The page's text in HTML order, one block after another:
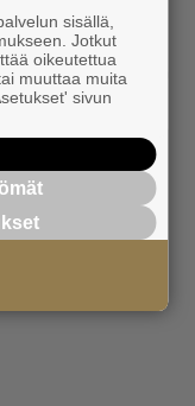
työryhmässä
täytäntöön
sisällä,
Jotkut
oikeutettua
muuttaa muita
sivun